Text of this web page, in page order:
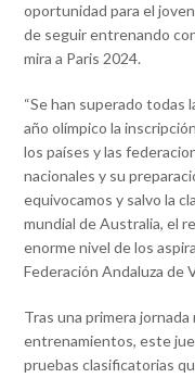
oportunidad para el
de seguir entrenando
mira a Paris 2024.
“Se han superado todas
año olímpico la
los países y las
nacionales y su
equivocamos y salvo la
mundial de Australia, el
enorme nivel de los
Federación Andaluza de
Tras una primera
entrenamientos, este
pruebas clasificatorias